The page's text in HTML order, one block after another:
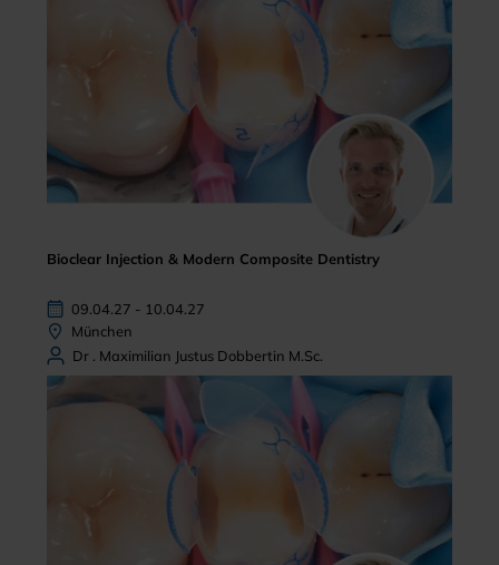
Bioclear Injection & Modern Composite Dentistry
09.04.27 - 10.04.27
München
Dr . Maximilian Justus Dobbertin M.Sc.